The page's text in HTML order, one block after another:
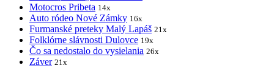
Motocros Pribeta 14x
Auto ródeo Nové Zámky 16x
Furmanské preteky Malý Lapáš 21x
Folklórne slávnosti Dulovce 19x
Čo sa nedostalo do vysielania 26x
Záver 21x